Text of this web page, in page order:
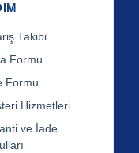
Takibi
Formu
Formu
Hizmetleri
ve İade